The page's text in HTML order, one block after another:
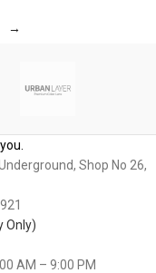
→
Shop No 26,
Only)
AM – 9:00 PM